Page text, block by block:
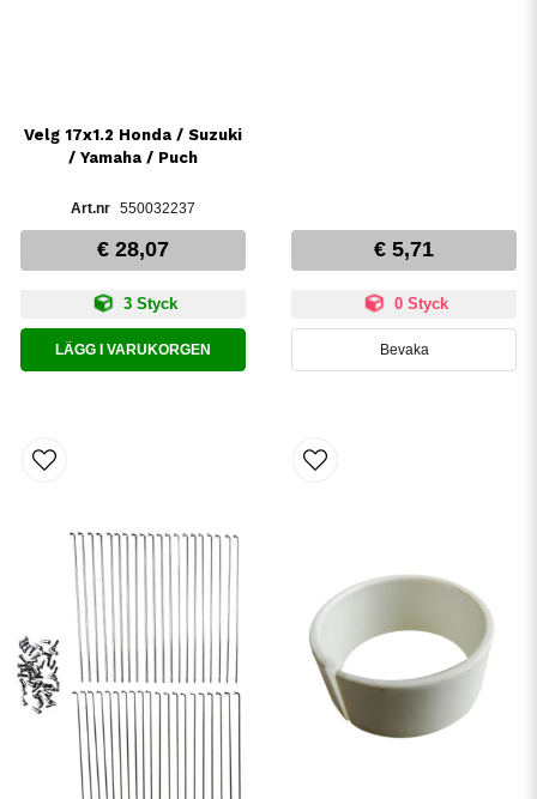
Velg 17x1.2 Honda / Suzuki
/ Yamaha / Puch
550032237
€ 28,07
3 Styck
LÄGG I VARUKORGEN
€ 5,71
0 Styck
Bevaka